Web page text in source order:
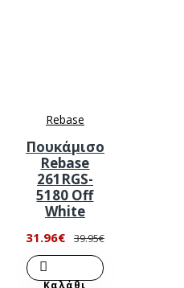
Rebase
Πουκάμισο
Rebase
261RGS-
5180 Off
White
31.96€ 39.95€
Καλάθι